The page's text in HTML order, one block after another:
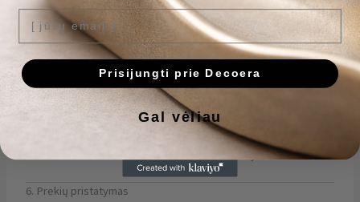
4.3. Pirkėjas privalo sumokėti už prekes ir priimti jas šiose
taisyklėse numatyta tvarka.
5. Prekių kainos ir mokėjimo tvarka
5.1. Visos kainos nurodytos eurais.
5.2. Prie užsakymo sumos gali būti pridėtas pristatymo
5.3. Atsiskaityti galima naudojantis Paysera mokėjimų platforma,
bankinėmis kortelėmis ar elektronine bankininkyste.
6. Prekių pristatymas
[ jūsų email ]
Prisijungti prie Decoera
Gal vėliau